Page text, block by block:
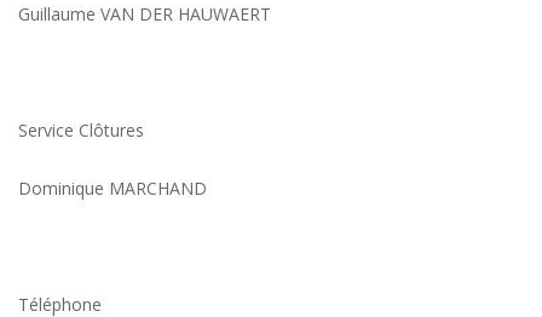
Guillaume VAN DER HAUWAERT
Service Clôtures
Dominique MARCHAND
Téléphone